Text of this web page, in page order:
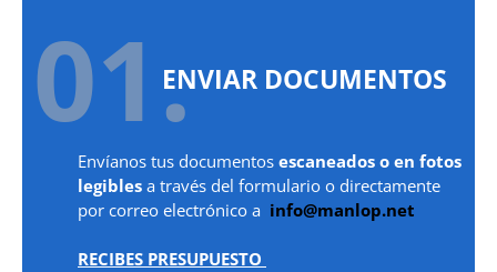
01.ENVIAR DOCUMENTOS
Envíanos tus documentos escaneados o en fotos
legibles a través del formulario o directamente
por correo electrónico a info@manlop.net
RECIBES PRESUPUESTO